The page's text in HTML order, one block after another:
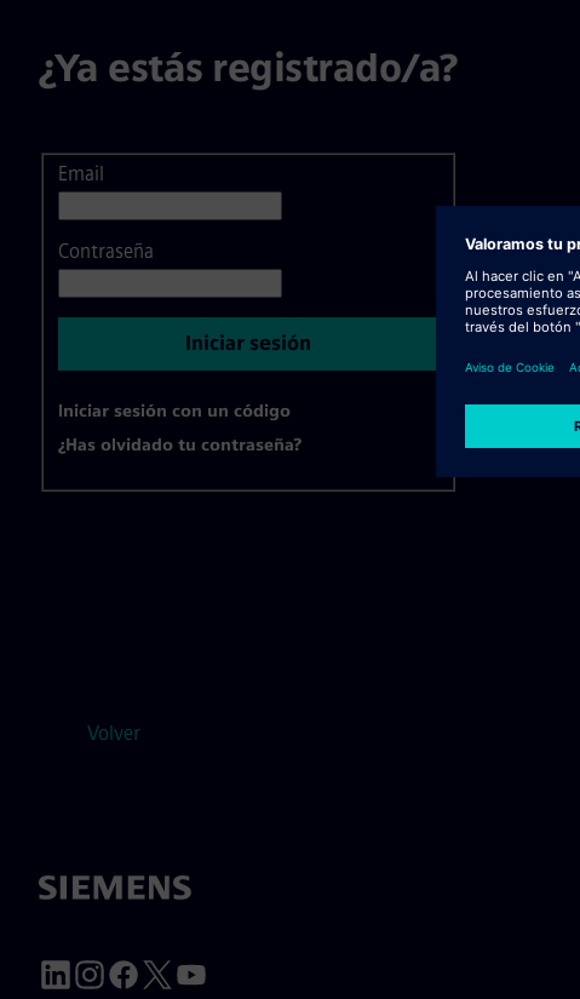
¿Ya estás registrado/a?
Inicio de sesión
Email
Contraseña
Iniciar sesión
Iniciar sesión con un código
¿Has olvidado tu contraseña?
Volver